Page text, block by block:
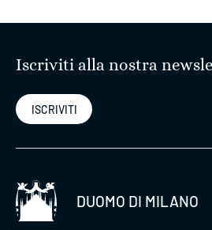
Iscriviti alla nostra
ISCRIVITI
DUOMO DI MILANO